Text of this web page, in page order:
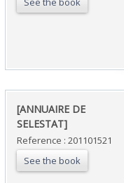
‎[ANNUAIRE DE
SELESTAT]‎
Reference : 201101521
See the book